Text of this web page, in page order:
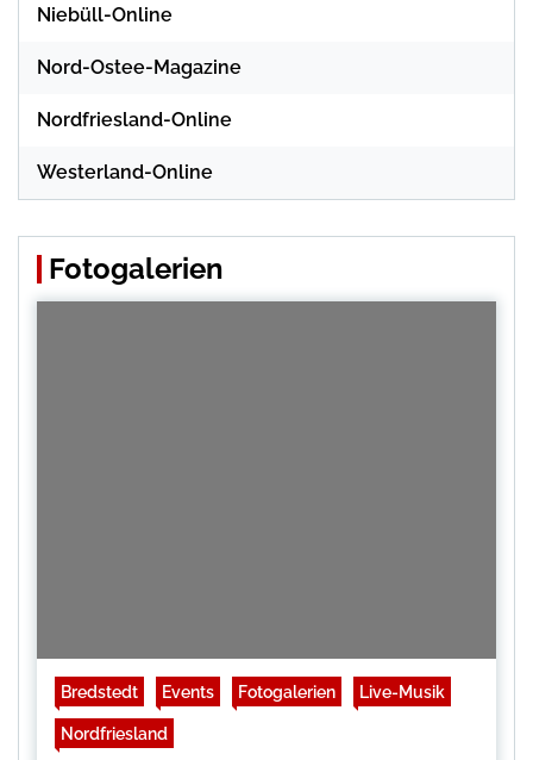
Niebüll-Online
Nord-Ostee-Magazine
Nordfriesland-Online
Westerland-Online
Fotogalerien
Bredstedt Events Fotogalerien Live-Musik
Nordfriesland